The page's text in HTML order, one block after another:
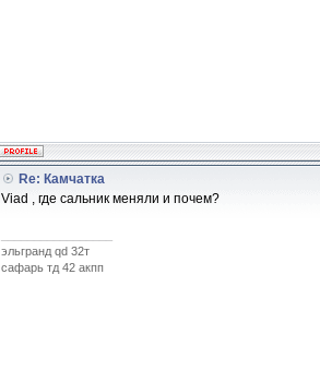
Re: Камчатка
Viad , где сальник меняли и почем?
эльгранд qd 32т
сафарь тд 42 акпп